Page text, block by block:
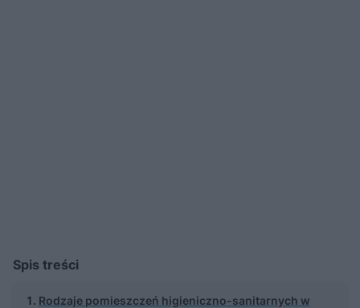
Spis treści
Rodzaje pomieszczeń higieniczno-sanitarnych w